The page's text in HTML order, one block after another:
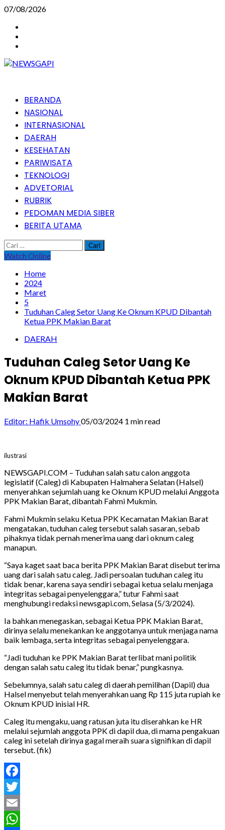
Skip
content
07/08/2026
PrimaryBERANDA
NASIONAL
INTERNASIONAL
DAERAH
KESEHATAN
PARIWISATA
TEKNOLOGI
ADVETORIAL
RUBRIK
PEDOMAN MEDIA SIBER
BERITA UTAMA
Cari
untuk:
Watch Online
Home
2024
Maret
5
Tuduhan Caleg Setor Uang Ke Oknum KPUD Dibantah
Ketua PPK Makian Barat
DAERAH
Tuduhan Caleg Setor Uang Ke
Oknum KPUD Dibantah Ketua PPK
Makian Barat
Editor: Hafik Umsohy05/03/2024 1 min read
ilustrasi
NEWSGAPI.COM – Tuduhan salah satu calon anggota
legislatif (Caleg) di Kabupaten Halmahera Selatan (Halsel)
menyerahkan sejumlah uang ke Oknum KPUD melalui Anggota
PPK Makian Barat, dibantah Fahmi Mukmin.
Fahmi Mukmin selaku Ketua PPK Kecamatan Makian Barat
mengatakan, tuduhan caleg tersebut salah sasaran, sebab
pihaknya tidak pernah menerima uang dari oknum caleg
manapun.
“Saya kaget saat baca berita PPK Makian Barat disebut terima
uang dari salah satu caleg. Jadi persoalan tuduhan caleg itu
tidak benar, karena saya sendiri sebagai ketua selalu menjaga
integritas sebagai penyelenggara,” tutur Fahmi saat
menghubungi redaksi newsgapi.com, Selasa (5/3/2024).
Ia bahkan menegaskan, sebagai Ketua PPK Makian Barat,
dirinya selalu menekankan ke anggotanya untuk menjaga nama
baik lembaga, serta integritas sebagai penyelenggara.
“Jadi tuduhan ke PPK Makian Barat terlibat mani politik
dengan salah satu caleg itu tidak benar,” pungkasnya.
Sebelumnya, salah satu caleg di daerah pemilihan (Dapil) dua
Halsel menyebut telah menyerahkan uang Rp 115 juta rupiah ke
Oknum KPUD inisial HR.
Caleg itu mengaku, uang ratusan juta itu diserahkan ke HR
melalui sejumlah anggota PPK di dapil dua, di mama pengakuan
caleg ini setelah dirinya gagal meraih suara signifikan di dapil
tersebut. (fik)
Facebook
Twitter
Email